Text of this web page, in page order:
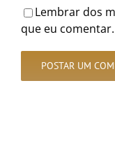
Lembrar dos
que eu comentar.